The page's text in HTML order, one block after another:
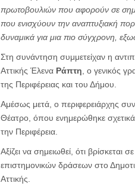
πρωτοβουλιών που αφορούν σε
που ενισχύουν την αναπτυξιακή
δυναμικά για μια πιο σύγχρονη,
Στη συνάντηση συμμετείχαν η
Αττικής Έλενα Ράπτη , ο γενικός
της Περιφέρειας και του Δήμου.
Αμέσως μετά, ο περιφερειάρχης
Θέατρο, όπου ενημερώθηκε
την Περιφέρεια.
Αξίζει να σημειωθεί, ότι
επιστημονικών δράσεων στο
Αττικής.